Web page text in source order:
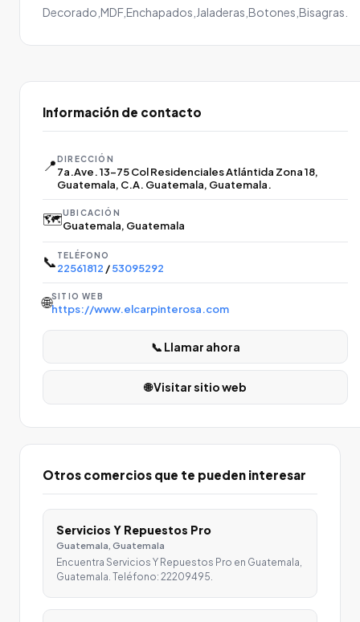
Decorado,MDF,Enchapados,Jaladeras,Botones,Bisagras.
Información de contacto
📍DIRECCIÓN
7a.Ave. 13-75 Col Residenciales Atlántida Zona 18,
Guatemala, C.A. Guatemala, Guatemala.
🗺️UBICACIÓN
Guatemala, Guatemala
📞 TELÉFONO
22561812 /53095292
🌐SITIO WEB
https://www.elcarpinterosa.com
📞 Llamar ahora
🌐 Visitar sitio web
Otros comercios que te pueden interesar
Servicios Y Repuestos Pro
Guatemala, Guatemala
Encuentra Servicios Y Repuestos Pro en Guatemala,
Guatemala. Teléfono: 22209495.